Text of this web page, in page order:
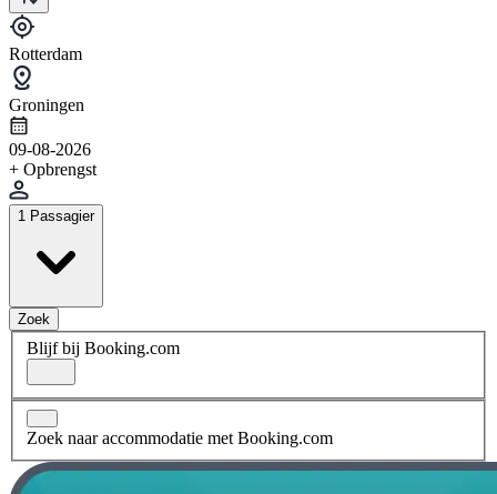
Rotterdam
Groningen
09-08-2026
+ Opbrengst
1 Passagier
Zoek
Blijf bij Booking.com
Zoek naar accommodatie met Booking.com